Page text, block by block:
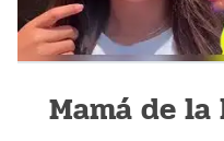
Mamá de